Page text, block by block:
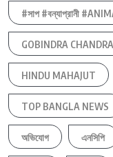
#সাপ #বন্যাপ্রানী
GOBINDRA
HINDU MAHAJUT
TOP BANGLA NEWS
অভিযোগ এনসিপি